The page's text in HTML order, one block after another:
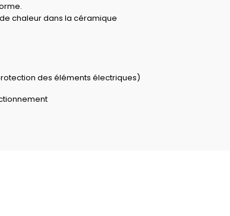
chaleur dans la céramique
des éléments électriques)